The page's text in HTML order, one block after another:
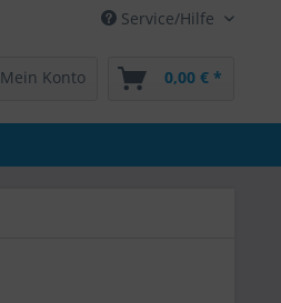
Service/Hilfe
Mein Konto 0,00 € *